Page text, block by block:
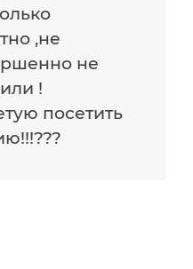
,не
не
!
посетить